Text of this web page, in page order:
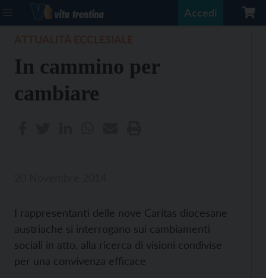
Accedi
In cammino per
cambiare
I rappresentanti delle nove Caritas diocesane
austriache si interrogano sui cambiamenti
sociali in atto, alla ricerca di visioni condivise
per una convivenza efficace